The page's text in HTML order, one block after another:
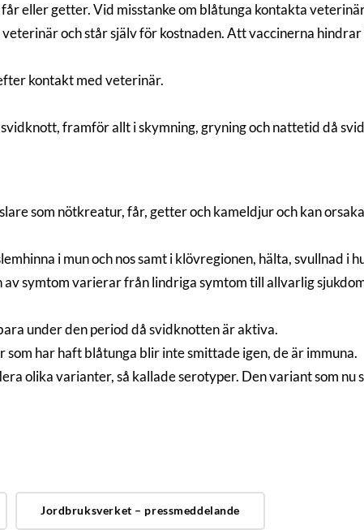
eller getter. Vid misstanke om blåtunga kontakta
och står själv för kostnaden. Att vaccinerna
kontakt med veterinär.
framför allt i skymning, gryning och nattetid då
som nötkreatur, får, getter och kameldjur och kan
i mun och nos samt i klövregionen, hälta, svullnad i
symtom varierar från lindriga symtom till allvarlig
under den period då svidknotten är aktiva.
har haft blåtunga blir inte smittade igen, de är immuna.
olika varianter, så kallade serotyper. Den variant som nu
Jordbruksverket – pressmeddelande